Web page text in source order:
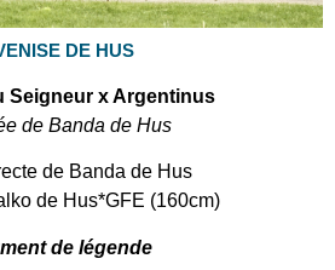
DE HUS
Seigneur x Argentinus
de Banda de Hus
de Banda de Hus
de Hus*GFE (160cm)
de légende